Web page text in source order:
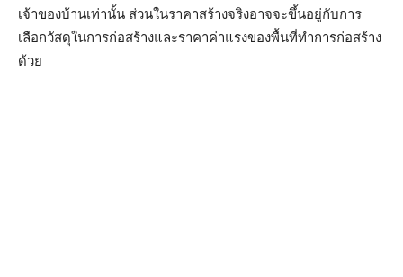
เจ้าของบ้านเท่านั้น ส่วนในราคาสร้างจริงอาจจะขึ้นอยู่กับการ
เลือกวัสดุในการก่อสร้างและราคาค่าแรงของพื้นที่ทำการก่อสร้าง
ด้วย